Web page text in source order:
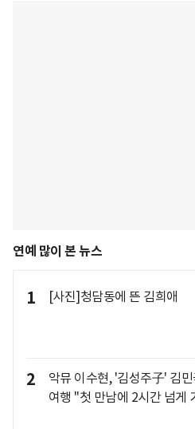
연예 많이 본 뉴스
1 [사진]청담동에 뜬 김희애
2
악뮤 이수현, '김성주子' 김
여행 "첫 만남에 2시간 넘게